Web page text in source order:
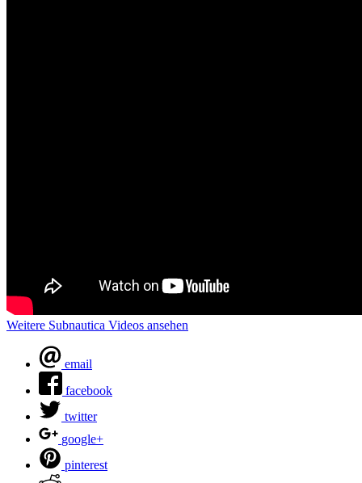
Weitere Subnautica Videos ansehen
email
facebook
twitter
google+
pinterest